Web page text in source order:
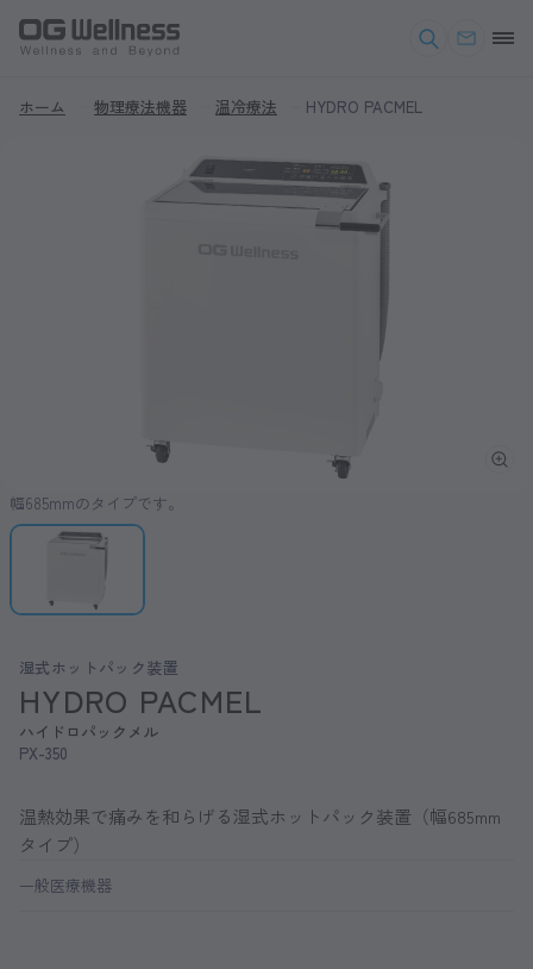
ホーム 物理療法機器 温冷療法 HYDRO PACMEL
幅685mmのタイプです。
湿式ホットパック装置
HYDRO PACMEL
ハイドロパックメル
PX-350
温熱効果で痛みを和らげる湿式ホットパック装置（幅685mm
タイプ）
一般医療機器